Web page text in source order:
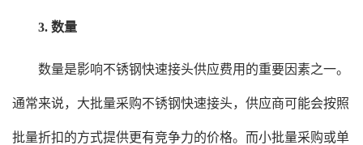
3. 数量
数量是影响不锈钢快速接头供应费用的重要因素之一。
通常来说，大批量采购不锈钢快速接头，供应商可能会按照
批量折扣的方式提供更有竞争力的价格。而小批量采购或单